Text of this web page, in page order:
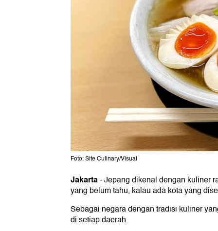
Foto: Site Culinary/Visual
Jakarta-Jepang dikenal dengan kuliner
yang belum tahu, kalau ada kota yang
Sebagai negara dengan tradisi kuliner
di setiap daerah.